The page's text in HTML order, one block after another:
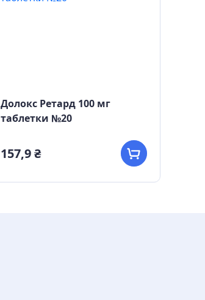
Долокс Ретард 100 мг
таблетки №20
157,9 ₴